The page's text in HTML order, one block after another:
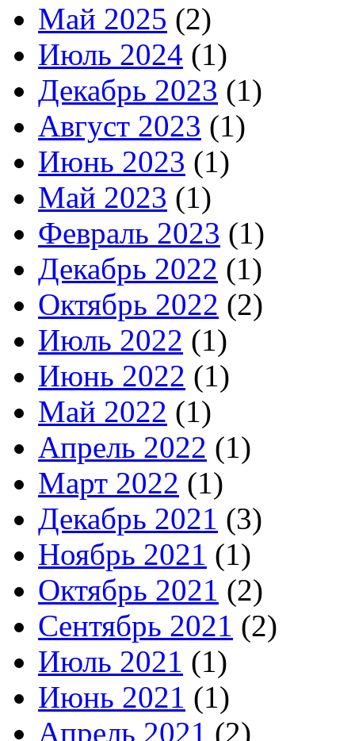
Май 2025 (2)
Июль 2024 (1)
Декабрь 2023 (1)
Август 2023 (1)
Июнь 2023 (1)
Май 2023 (1)
Февраль 2023 (1)
Декабрь 2022 (1)
Октябрь 2022 (2)
Июль 2022 (1)
Июнь 2022 (1)
Май 2022 (1)
Апрель 2022 (1)
Март 2022 (1)
Декабрь 2021 (3)
Ноябрь 2021 (1)
Октябрь 2021 (2)
Сентябрь 2021 (2)
Июль 2021 (1)
Июнь 2021 (1)
Апрель 2021 (2)